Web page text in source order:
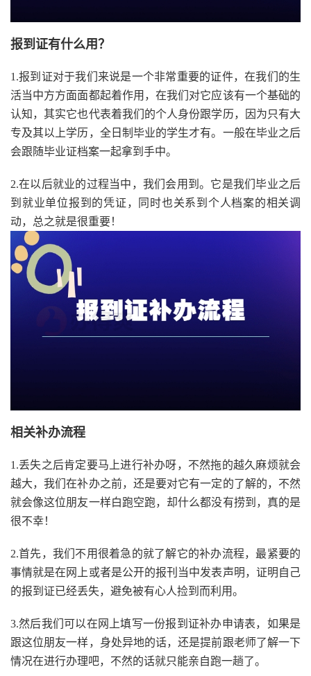
报到证有什么用？
1.报到证对于我们来说是一个非常重要的证件，在我们的生
活当中方方面面都起着作用，在我们对它应该有一个基础的
认知，其实它也代表着我们的个人身份跟学历，因为只有大
专及其以上学历，全日制毕业的学生才有。一般在毕业之后
会跟随毕业证档案一起拿到手中。
2.在以后就业的过程当中，我们会用到。它是我们毕业之后
到就业单位报到的凭证，同时也关系到个人档案的相关调
动，总之就是很重要！
相关补办流程
1.丢失之后肯定要马上进行补办呀，不然拖的越久麻烦就会
越大，我们在补办之前，还是要对它有一定的了解的，不然
就会像这位朋友一样白跑空跑，却什么都没有捞到，真的是
很不幸！
2.首先，我们不用很着急的就了解它的补办流程，最紧要的
事情就是在网上或者是公开的报刊当中发表声明，证明自己
的报到证已经丢失，避免被有心人捡到而利用。
3.然后我们可以在网上填写一份报到证补办申请表，如果是
跟这位朋友一样，身处异地的话，还是提前跟老师了解一下
情况在进行办理吧，不然的话就只能亲自跑一趟了。